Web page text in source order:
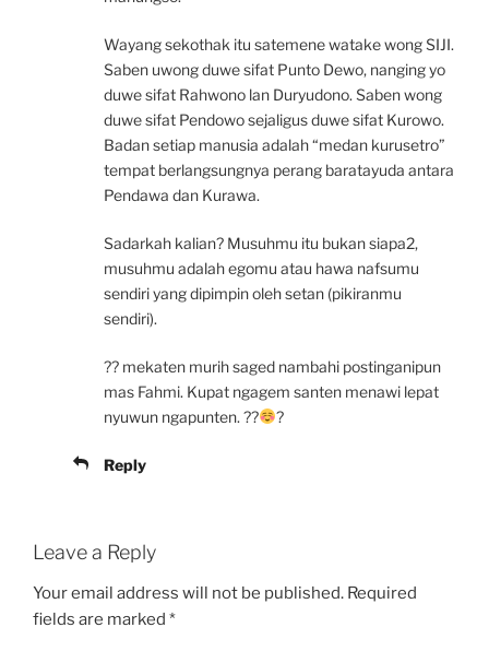
Wayang sekothak itu satemene watake wong SIJI.
Saben uwong duwe sifat Punto Dewo, nanging yo
duwe sifat Rahwono lan Duryudono. Saben wong
duwe sifat Pendowo sejaligus duwe sifat Kurowo.
Badan setiap manusia adalah “medan kurusetro”
tempat berlangsungnya perang baratayuda antara
Pendawa dan Kurawa.
Sadarkah kalian? Musuhmu itu bukan siapa2,
musuhmu adalah egomu atau hawa nafsumu
sendiri yang dipimpin oleh setan (pikiranmu
sendiri).
?? mekaten murih saged nambahi postinganipun
mas Fahmi. Kupat ngagem santen menawi lepat
nyuwun ngapunten. ??
?
Reply
Leave a Reply
Your email address will not be published. Required
fields are marked *